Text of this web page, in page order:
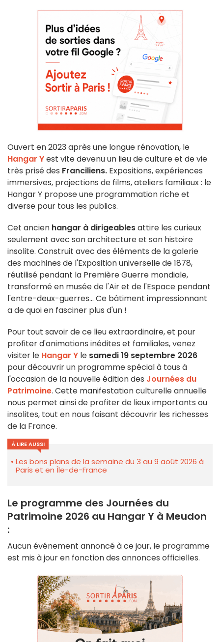
Ouvert en 2023 après une longue rénovation, le
Hangar Yest vite devenu un lieu de culture et de vie
très prisé des Franciliens. Expositions, expériences
immersives, projections de films, ateliers familiaux : le
Hangar Y propose une programmation riche et
diverse pour tous les publics.
Cet ancien hangar à dirigeablesattire les curieux
seulement avec son architecture et son histoire
insolite. Construit avec des éléments de la galerie
des machines de l'Exposition universelle de 1878,
réutilisé pendant la Première Guerre mondiale,
transformé en musée de l'Air et de l'Espace pendant
l'entre-deux-guerres... Ce bâtiment impressionnant
a de quoi en fasciner plus d'un !
Pour tout savoir de ce lieu extraordinaire, et pour
profiter d'animations inédites et familiales, venez
visiter le Hangar Y le samedi 19 septembre 2026
pour découvrir un programme spécial à tous à
l'occasion de la nouvelle édition des Journées du
Patrimoine. Cette manifestation culturelle annuelle
nous permet ainsi de profiter de lieux importants ou
insolites, tout en nous faisant découvrir les richesses
de la France.
À LIRE AUSSI
Les bons plans de la semaine du 3 au 9 août 2026 à
Paris et en Île-de-France
Le programme des Journées du
Patrimoine 2026 au Hangar Y à Meudon
:
Aucun événement annoncé à ce jour, le programme
est mis à jour en fonction des annonces officielles.